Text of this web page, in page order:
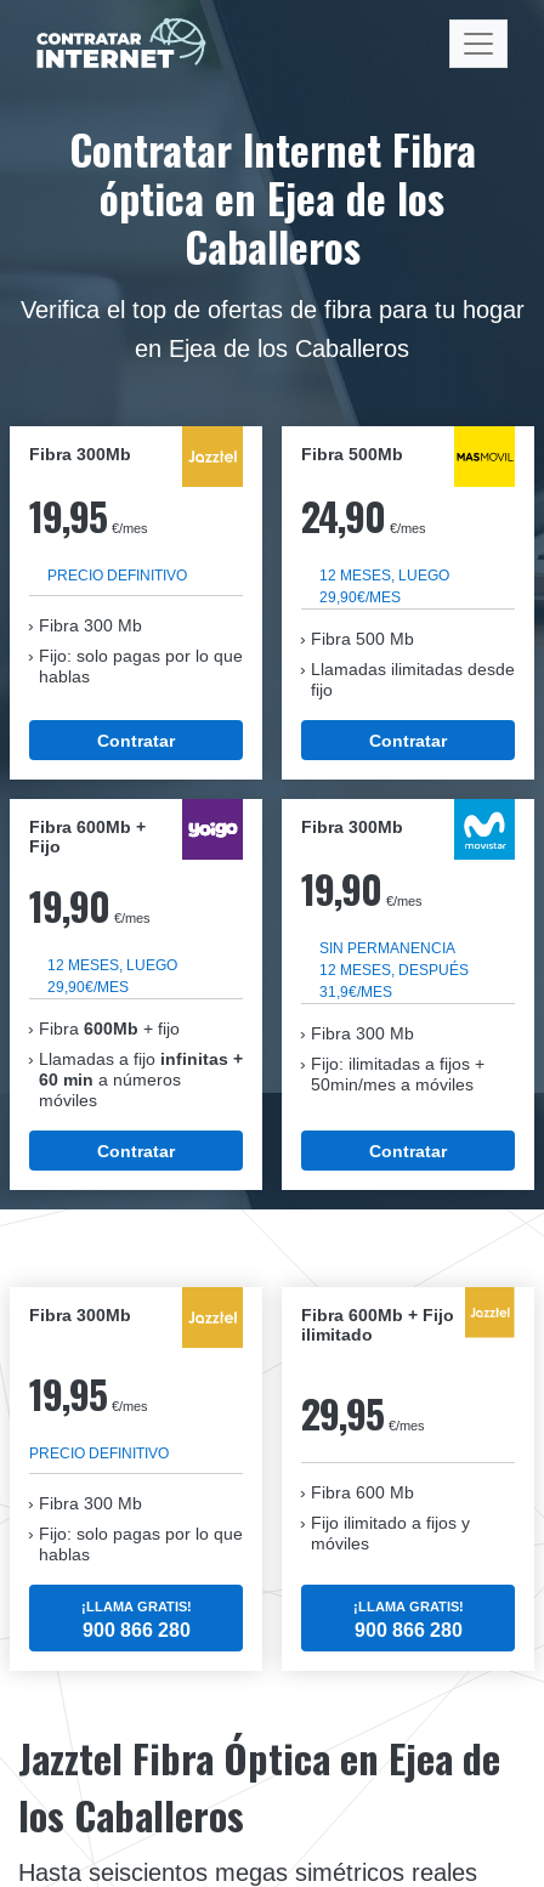
Contratar Internet Fibra
óptica en Ejea de los
Caballeros
Verifica el top de ofertas de fibra para tu hogar
en Ejea de los Caballeros
Fibra 300Mb
19,95 €/mes
PRECIO DEFINITIVO
Fibra 300 Mb
Fijo: solo pagas por lo que
hablas
Contratar
Fibra 500Mb
24,90 €/mes
12 MESES, LUEGO
29,90€/MES
Fibra 500 Mb
Llamadas ilimitadas desde
fijo
Contratar
Fibra 600Mb +
Fijo
19,90 €/mes
12 MESES, LUEGO
29,90€/MES
Fibra 600Mb + fijo
Llamadas a fijo infinitas +
60 min a números
móviles
Contratar
Fibra 300Mb
19,90 €/mes
SIN PERMANENCIA
12 MESES, DESPUÉS
31,9€/MES
Fibra 300 Mb
Fijo: ilimitadas a fijos +
50min/mes a móviles
Contratar
Fibra 300Mb
19,95 €/mes
PRECIO DEFINITIVO
Fibra 300 Mb
Fijo: solo pagas por lo que
hablas
¡LLAMA GRATIS!
900 866 280
Fibra 600Mb + Fijo
ilimitado
29,95 €/mes
Fibra 600 Mb
Fijo ilimitado a fijos y
móviles
¡LLAMA GRATIS!
900 866 280
Jazztel Fibra Óptica en Ejea de
los Caballeros
Hasta seiscientos megas simétricos reales